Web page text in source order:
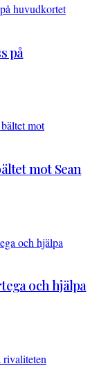
på
mot Sean
och hjälpa